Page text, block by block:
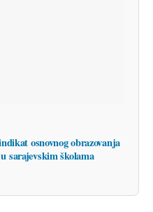
osnovnog obrazovanja
sarajevskim školama